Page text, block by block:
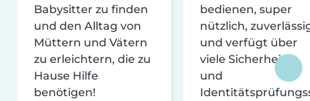
Babysitter zu finden
und den Alltag von
Müttern und Vätern
zu erleichtern, die zu
Hause Hilfe
benötigen!
bedienen, super
nützlich,
und verfügt über
viele Sicherheits-
und